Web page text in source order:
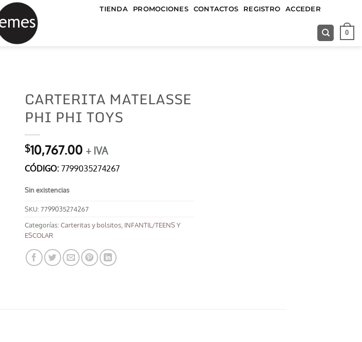
TIENDA PROMOCIONES CONTACTOS REGISTRO ACCEDER
0
CARTERITA MATELASSE
PHI PHI TOYS
$10,767.00 + IVA
CÓDIGO: 7799035274267
Sin existencias
SKU:7799035274267
Categorías:Carteritas y bolsitos INFANTIL/TEENS Y
ESCOLAR